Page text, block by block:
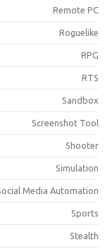
Remote
Screenshot
Social Media